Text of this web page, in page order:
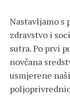
Nastavljamo s
zdravstvo i
sutra. Po prvi
novčana
usmjerene